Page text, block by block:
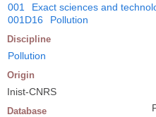
001 Exact sciences and
001D16
Pollution
Discipline
Pollution
Origin
Inist-CNRS
Database